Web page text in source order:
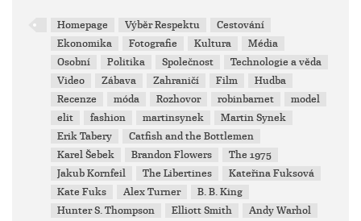
Homepage Výběr Respektu
Cestování
Ekonomika
Fotografie Kultura
Média
Osobní
Politika Společnost
Technologie a věda
Video
Zábava Zahraničí Film
Hudba
Recenze
móda Rozhovor robinbarnet
model
elit
fashion martinsynek
Martin Synek
Erik Tabery
Catfish and the Bottlemen
Karel Šebek
Brandon Flowers
The 1975
Jakub Kornfeil
The Libertines
Kateřina Fuksová
Kate Fuks
Alex Turner
B. B. King
Hunter S. Thompson
Elliott Smith
Andy Warhol